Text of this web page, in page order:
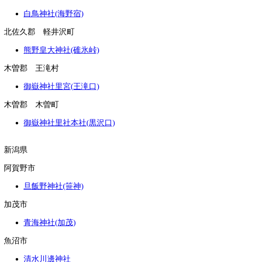
白鳥神社(海野宿)
北佐久郡 軽井沢町
熊野皇大神社(碓氷峠)
木曽郡 王滝村
御嶽神社里宮(王滝口)
木曽郡 木曽町
御嶽神社里社本社(黒沢口)
新潟県
阿賀野市
旦飯野神社(笹神)
加茂市
青海神社(加茂)
魚沼市
清水川邊神社